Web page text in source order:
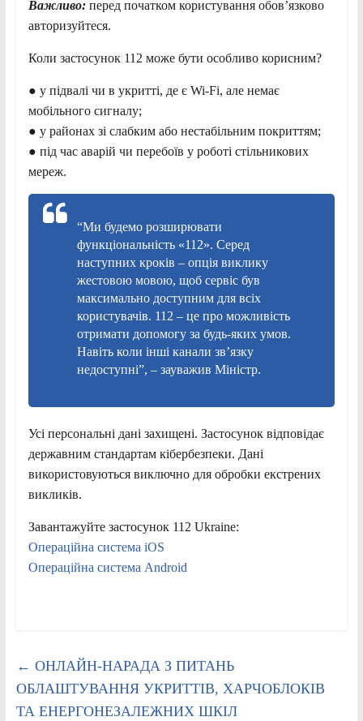
Важливо: перед початком користування обов’язково
авторизуйтеся.
Коли застосунок 112 може бути особливо корисним?
● у підвалі чи в укритті, де є Wi-Fi, але немає
мобільного сигналу;
● у районах зі слабким або нестабільним покриттям;
● під час аварій чи перебоїв у роботі стільникових
мереж.
“Ми будемо розширювати
функціональність «112». Серед
наступних кроків – опція виклику
жестовою мовою, щоб сервіс був
максимально доступним для всіх
користувачів. 112 – це про можливість
отримати допомогу за будь-яких умов.
Навіть коли інші канали зв’язку
недоступні”, – зауважив Міністр.
Усі персональні дані захищені. Застосунок відповідає
державним стандартам кібербезпеки. Дані
використовуються виключно для обробки екстрених
викликів.
Завантажуйте застосунок 112 Ukraine:
Операційна система iOS
Операційна система Android
← ОНЛАЙН-НАРАДА З ПИТАНЬ
ОБЛАШТУВАННЯ УКРИТТІВ, ХАРЧОБЛОКІВ
ТА ЕНЕРГОНЕЗАЛЕЖНИХ ШКІЛ